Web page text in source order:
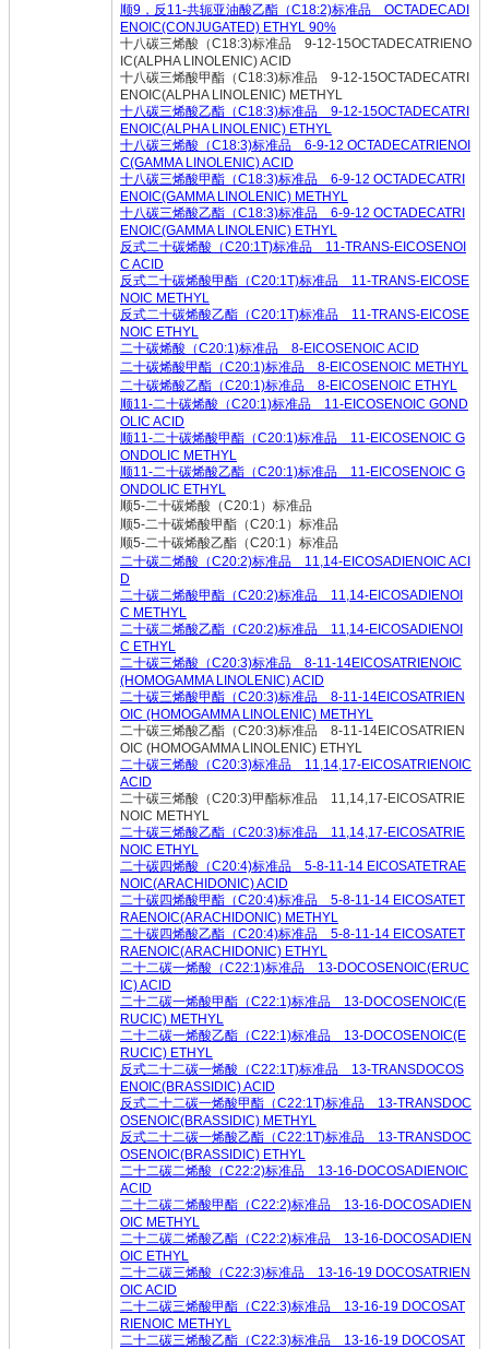
顺9，反11-共轭亚油酸乙酯（C18:2)标准品 OCTADECADI
ENOIC(CONJUGATED) ETHYL 90%
十八碳三烯酸（C18:3)标准品 9-12-15OCTADECATRIENO
IC(ALPHA LINOLENIC) ACID
十八碳三烯酸甲酯（C18:3)标准品 9-12-15OCTADECATRI
ENOIC(ALPHA LINOLENIC) METHYL
十八碳三烯酸乙酯（C18:3)标准品 9-12-15OCTADECATRI
ENOIC(ALPHA LINOLENIC) ETHYL
十八碳三烯酸（C18:3)标准品 6-9-12 OCTADECATRIENOI
C(GAMMA LINOLENIC) ACID
十八碳三烯酸甲酯（C18:3)标准品 6-9-12 OCTADECATRI
ENOIC(GAMMA LINOLENIC) METHYL
十八碳三烯酸乙酯（C18:3)标准品 6-9-12 OCTADECATRI
ENOIC(GAMMA LINOLENIC) ETHYL
反式二十碳烯酸（C20:1T)标准品 11-TRANS-EICOSENOI
C ACID
反式二十碳烯酸甲酯（C20:1T)标准品 11-TRANS-EICOSE
NOIC METHYL
反式二十碳烯酸乙酯（C20:1T)标准品 11-TRANS-EICOSE
NOIC ETHYL
二十碳烯酸（C20:1)标准品 8-EICOSENOIC ACID
二十碳烯酸甲酯（C20:1)标准品 8-EICOSENOIC METHYL
二十碳烯酸乙酯（C20:1)标准品 8-EICOSENOIC ETHYL
顺11-二十碳烯酸（C20:1)标准品 11-EICOSENOIC GOND
OLIC ACID
顺11-二十碳烯酸甲酯（C20:1)标准品 11-EICOSENOIC G
ONDOLIC METHYL
顺11-二十碳烯酸乙酯（C20:1)标准品 11-EICOSENOIC G
ONDOLIC ETHYL
顺5-二十碳烯酸（C20:1）标准品
顺5-二十碳烯酸甲酯（C20:1）标准品
顺5-二十碳烯酸乙酯（C20:1）标准品
二十碳二烯酸（C20:2)标准品 11,14-EICOSADIENOIC ACI
D
二十碳二烯酸甲酯（C20:2)标准品 11,14-EICOSADIENOI
C METHYL
二十碳二烯酸乙酯（C20:2)标准品 11,14-EICOSADIENOI
C ETHYL
二十碳三烯酸（C20:3)标准品 8-11-14EICOSATRIENOIC
(HOMOGAMMA LINOLENIC) ACID
二十碳三烯酸甲酯（C20:3)标准品 8-11-14EICOSATRIEN
OIC (HOMOGAMMA LINOLENIC) METHYL
二十碳三烯酸乙酯（C20:3)标准品 8-11-14EICOSATRIEN
OIC (HOMOGAMMA LINOLENIC) ETHYL
二十碳三烯酸（C20:3)标准品 11,14,17-EICOSATRIENOIC
ACID
二十碳三烯酸（C20:3)甲酯标准品 11,14,17-EICOSATRIE
NOIC METHYL
二十碳三烯酸乙酯（C20:3)标准品 11,14,17-EICOSATRIE
NOIC ETHYL
二十碳四烯酸（C20:4)标准品 5-8-11-14 EICOSATETRAE
NOIC(ARACHIDONIC) ACID
二十碳四烯酸甲酯（C20:4)标准品 5-8-11-14 EICOSATET
RAENOIC(ARACHIDONIC) METHYL
二十碳四烯酸乙酯（C20:4)标准品 5-8-11-14 EICOSATET
RAENOIC(ARACHIDONIC) ETHYL
二十二碳一烯酸（C22:1)标准品 13-DOCOSENOIC(ERUC
IC) ACID
二十二碳一烯酸甲酯（C22:1)标准品 13-DOCOSENOIC(E
RUCIC) METHYL
二十二碳一烯酸乙酯（C22:1)标准品 13-DOCOSENOIC(E
RUCIC) ETHYL
反式二十二碳一烯酸（C22:1T)标准品 13-TRANSDOCOS
ENOIC(BRASSIDIC) ACID
反式二十二碳一烯酸甲酯（C22:1T)标准品 13-TRANSDOC
OSENOIC(BRASSIDIC) METHYL
反式二十二碳一烯酸乙酯（C22:1T)标准品 13-TRANSDOC
OSENOIC(BRASSIDIC) ETHYL
二十二碳二烯酸（C22:2)标准品 13-16-DOCOSADIENOIC
ACID
二十二碳二烯酸甲酯（C22:2)标准品 13-16-DOCOSADIEN
OIC METHYL
二十二碳二烯酸乙酯（C22:2)标准品 13-16-DOCOSADIEN
OIC ETHYL
二十二碳三烯酸（C22:3)标准品 13-16-19 DOCOSATRIEN
OIC ACID
二十二碳三烯酸甲酯（C22:3)标准品 13-16-19 DOCOSAT
RIENOIC METHYL
二十二碳三烯酸乙酯（C22:3)标准品 13-16-19 DOCOSAT